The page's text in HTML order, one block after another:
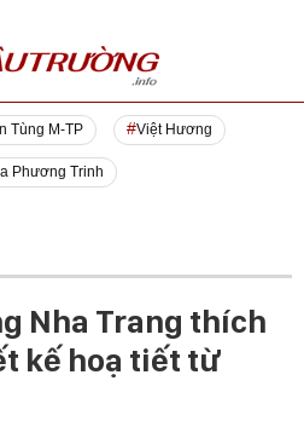
Tùng M-TP Việt Hương
Phương Trinh
Nha Trang thích
kế hoạ tiết từ